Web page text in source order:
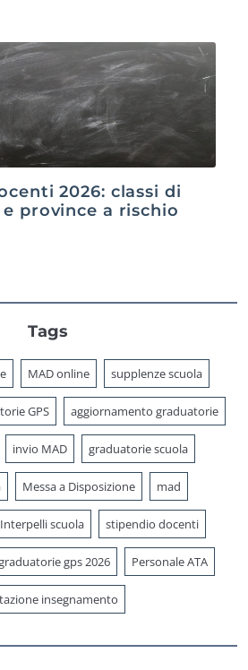
2026: classi di
province a rischio
Tags
MAD online supplenze scuola
GPS aggiornamento graduatorie
invio MAD graduatorie scuola
Messa a Disposizione mad
Interpelli scuola stipendio docenti
gps 2026 Personale ATA
insegnamento